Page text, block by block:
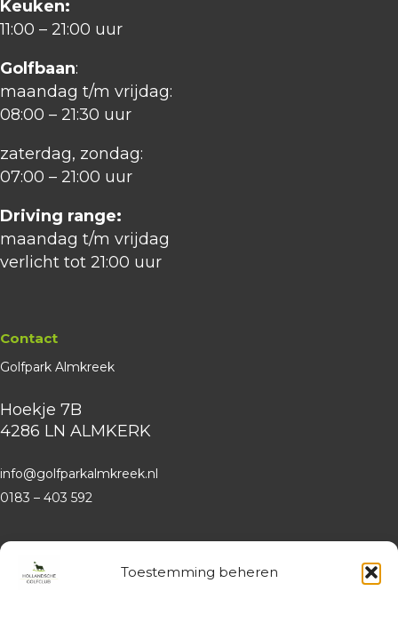
Toestemming beheren
Keuken:
11:00 – 21:00 uur
Golfbaan:
maandag t/m vrijdag:
08:00 – 21:30 uur
zaterdag, zondag:
07:00 – 21:00 uur
Driving range:
maandag t/m vrijdag
verlicht tot 21:00 uur
Contact
Golfpark Almkreek
Hoekje 7B
4286 LN ALMKERK
info@golfparkalmkreek.nl
0183 – 403 592
Website